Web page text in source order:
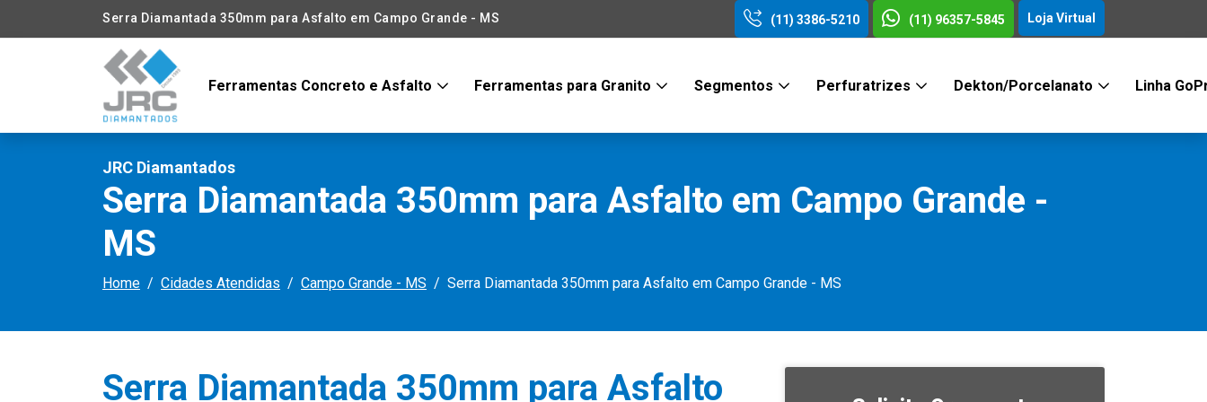
Serra Diamantada 350mm para Asfalto em Campo Grande - MS (11) 3386-5210 (11) 96357-5845 Loja Virtual
Ferramentas Concreto e Asfalto Ferramentas para Granito Segmentos Perfuratrizes Dekton/Porcelanato Linha
JRC Diamantados
Serra Diamantada 350mm para Asfalto em Campo Grande -
MS
Home Cidades Atendidas Campo Grande - MS Serra Diamantada 350mm para Asfalto em Campo Grande - MS
Serra Diamantada 350mm para Asfalto